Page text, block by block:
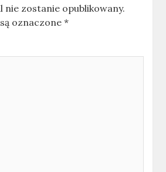
nie zostanie opublikowany.
oznaczone*